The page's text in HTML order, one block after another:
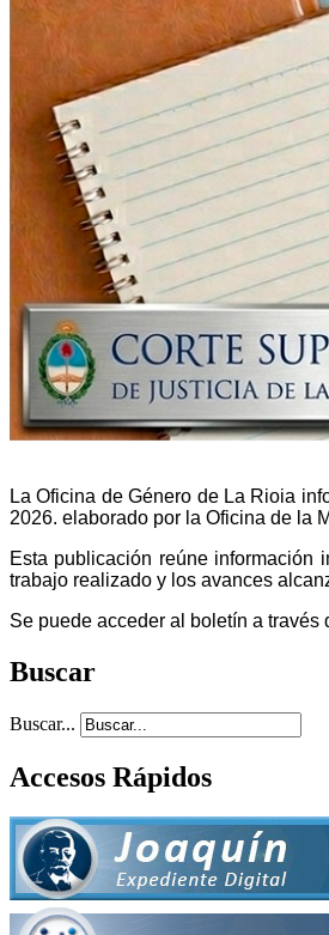
La Oficina de Género de La Rioia
2026. elaborado por la Oficina de la
Esta publicación reúne información
trabajo realizado y los avances
Se puede acceder al boletín a
Buscar
Buscar...
Accesos Rápidos